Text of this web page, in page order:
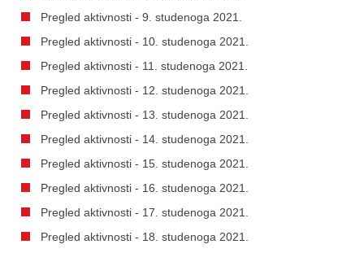
Pregled aktivnosti - 9. studenoga 2021.
Pregled aktivnosti - 10. studenoga 2021.
Pregled aktivnosti - 11. studenoga 2021.
Pregled aktivnosti - 12. studenoga 2021.
Pregled aktivnosti - 13. studenoga 2021.
Pregled aktivnosti - 14. studenoga 2021.
Pregled aktivnosti - 15. studenoga 2021.
Pregled aktivnosti - 16. studenoga 2021.
Pregled aktivnosti - 17. studenoga 2021.
Pregled aktivnosti - 18. studenoga 2021.